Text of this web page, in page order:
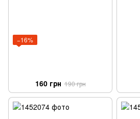
−16%
160 грн 190 грн